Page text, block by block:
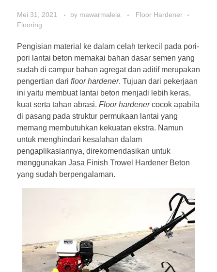
Mei 31, 2021 by mawarmalela
Floor Hardener
Flooring
Pengisian material ke dalam celah terkecil pada pori-
pori lantai beton memakai bahan dasar semen yang
sudah di campur bahan agregat dan aditif merupakan
pengertian dari floor hardener. Tujuan dari pekerjaan
ini yaitu membuat lantai beton menjadi lebih keras,
kuat serta tahan abrasi. Floor hardenercocok apabila
di pasang pada struktur permukaan lantai yang
memang membutuhkan kekuatan ekstra. Namun
untuk menghindari kesalahan dalam
pengaplikasiannya, direkomendasikan untuk
menggunakan Jasa Finish Trowel Hardener Beton
yang sudah berpengalaman.